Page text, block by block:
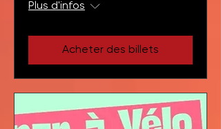
Plus d'infos
Acheter des billets